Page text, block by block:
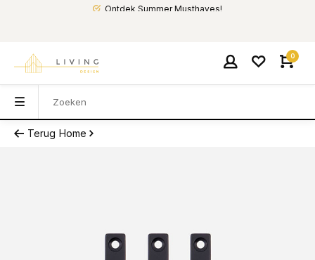
Ontdek Summer Musthaves!
0
Terug Home